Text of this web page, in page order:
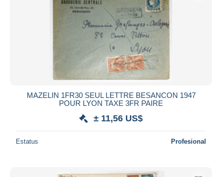
MAZELIN 1FR30 SEUL LETTRE BESANCON 1947
POUR LYON TAXE 3FR PAIRE
± 11,56 US$
Estatus Profesional